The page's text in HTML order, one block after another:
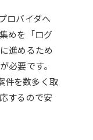
ロバイダへ
めを「ログ
進めるため
必要です。
件を数多く取
するので安